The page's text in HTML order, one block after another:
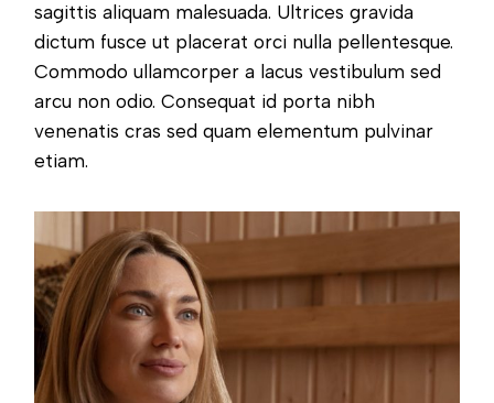
sagittis aliquam malesuada. Ultrices gravida
dictum fusce ut placerat orci nulla pellentesque.
Commodo ullamcorper a lacus vestibulum sed
arcu non odio. Consequat id porta nibh
venenatis cras sed quam elementum pulvinar
etiam.